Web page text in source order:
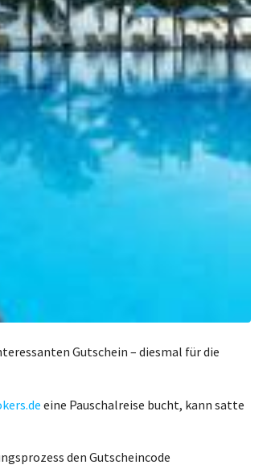
Gutschein – diesmal für die
eine Pauschalreise bucht, kann satte
den Gutscheincode